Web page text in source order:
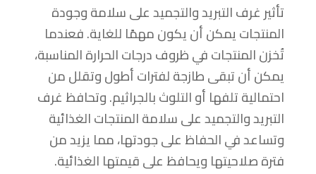
تأثير غرف التبريد والتجميد على سلامة وجودة
المنتجات يمكن أن يكون مهمًا للغاية. فعندما
تُخزن المنتجات في ظروف درجات الحرارة المناسبة،
يمكن أن تبقى طازجة لفترات أطول وتقلل من
احتمالية تلفها أو التلوث بالجراثيم. وتحافظ غرف
التبريد والتجميد على سلامة المنتجات الغذائية
وتساعد في الحفاظ على جودتها، مما يزيد من
فترة صلاحيتها ويحافظ على قيمتها الغذائية.